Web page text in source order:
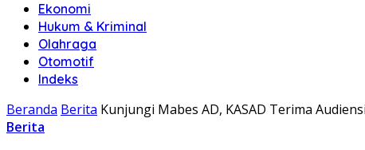
Ekonomi
Hukum & Kriminal
Olahraga
Otomotif
Indeks
Beranda Berita Kunjungi Mabes AD, KASAD Terima
Berita